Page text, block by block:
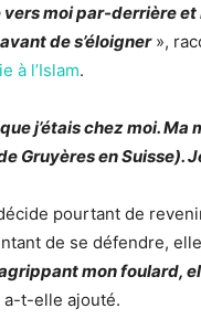
moi par-derrière et
de s’éloigner »,
à l’Islam.
j’étais chez moi. Ma
Gruyères en Suisse).
pourtant de
de se défendre,
mon foulard,
a-t-elle ajouté.